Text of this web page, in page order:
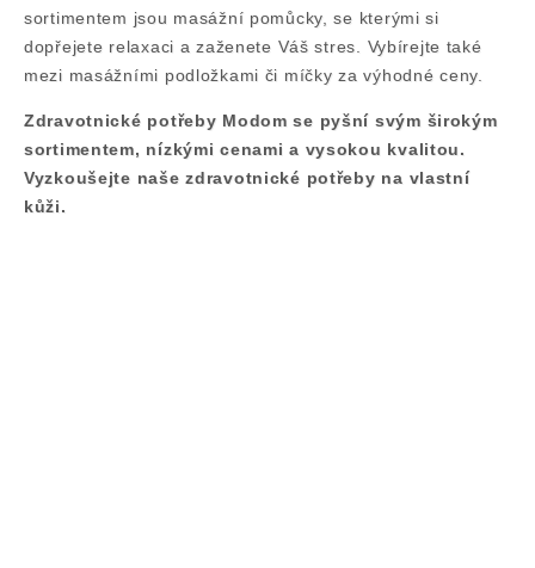
sortimentem jsou masážní pomůcky, se kterými si
dopřejete relaxaci a zaženete Váš stres. Vybírejte také
mezi masážními podložkami či míčky za výhodné ceny.
Zdravotnické potřeby Modom se pyšní svým širokým
sortimentem, nízkými cenami a vysokou kvalitou.
Vyzkoušejte naše zdravotnické potřeby na vlastní
kůži.